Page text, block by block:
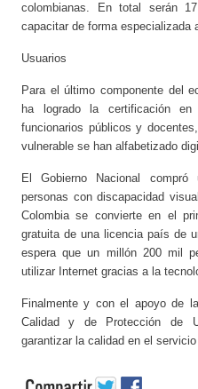
colombianas. En total serán
capacitar de forma especializada
Usuarios
Para el último componente del
ha logrado la certificación en
funcionarios públicos y
vulnerable se han alfabetizado
El Gobierno Nacional
personas con discapacidad
Colombia se convierte en el
gratuita de una licencia país de
espera que un millón 200 mil
utilizar Internet gracias a la
Finalmente y con el apoyo de
Calidad y de Protección de
garantizar la calidad en el